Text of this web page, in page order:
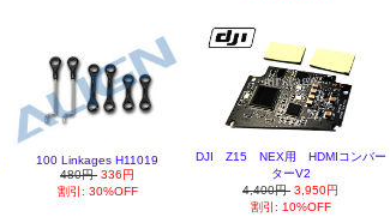
100 Linkages H11019
480円 336円
割引: 30%OFF
DJI Z15 NEX用 HDMIコンバー
ターV2
4,400円 3,950円
割引: 10%OFF